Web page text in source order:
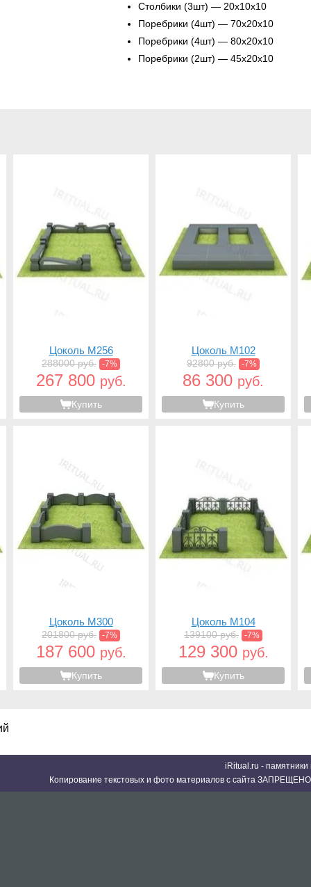
Столбики (3шт) — 20х10х10
Поребрики (4шт) — 70х20х10
Поребрики (4шт) — 80х20х10
Поребрики (2шт) — 45х20х10
Цоколь M256
288000 руб. -7%
267 800 руб.
Купить
Цоколь M102
92800 руб. -7%
86 300 руб.
Купить
Цоколь M300
201800 руб. -7%
187 600 руб.
Купить
Цоколь M104
139100 руб. -7%
129 300 руб.
Купить
iRitual.ru -
Копирование текстовых и фото материалов с сайта